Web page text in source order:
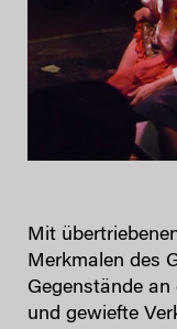
Mit
Merkmalen des
Gegenstände
und gewiefte